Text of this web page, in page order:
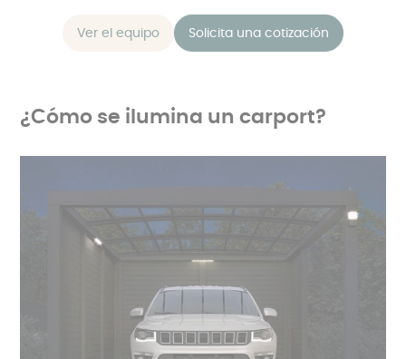
Ver el equipo Solicita una cotización
¿Cómo se ilumina un carport?